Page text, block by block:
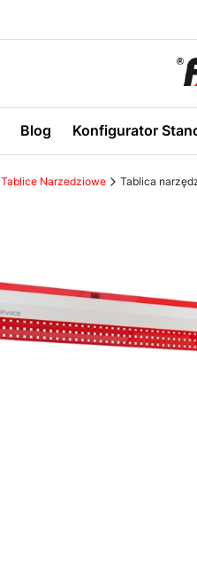
Blog Konfigurator
Tablice Narzedziowe Tablica